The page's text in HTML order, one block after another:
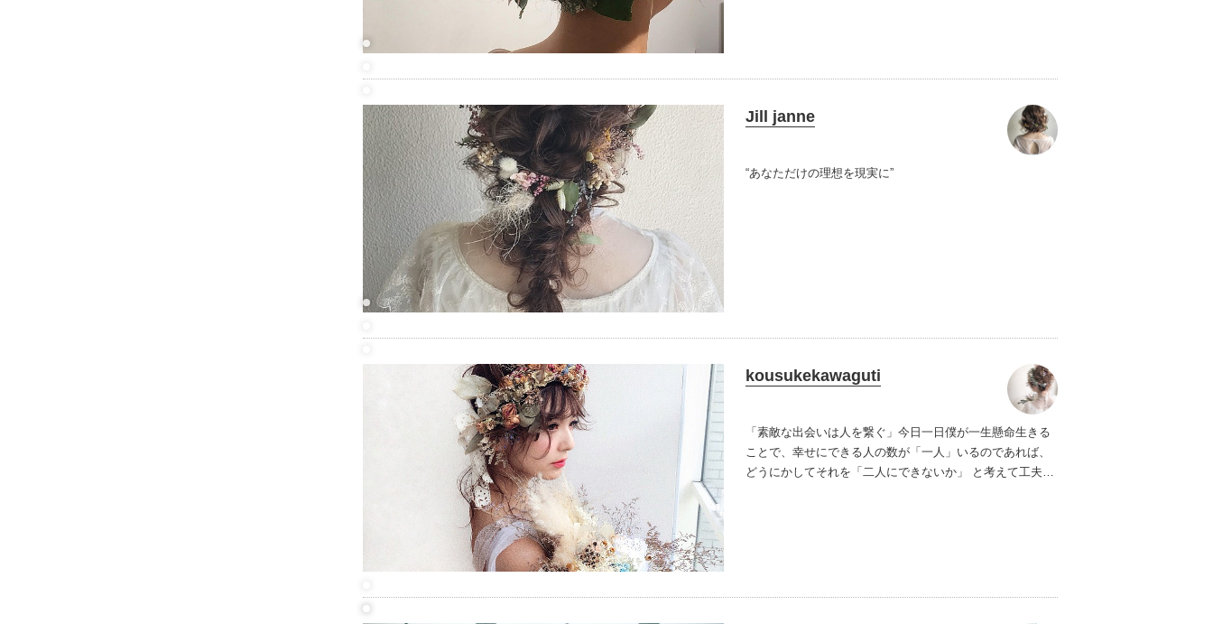
Jill janne
“あなただけの理想を現実に”
kousukekawaguti
「素敵な出会いは人を繋ぐ」 今日一日僕が一生懸命生きる
ことで、幸せにできる人の数が「一人」いるのであれば、
どうにかしてそれを「二人にできないか」 と考えて工夫す